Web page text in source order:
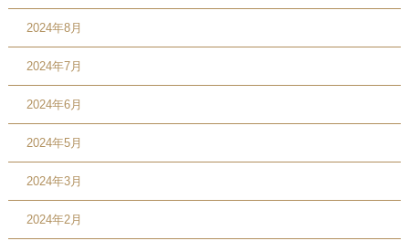
2024年8月
2024年7月
2024年6月
2024年5月
2024年3月
2024年2月